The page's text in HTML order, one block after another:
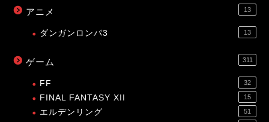
アニメ 13
ダンガンロンパ3 13
ゲーム 311
FF 32
FINAL FANTASY XII 15
エルデンリング 51